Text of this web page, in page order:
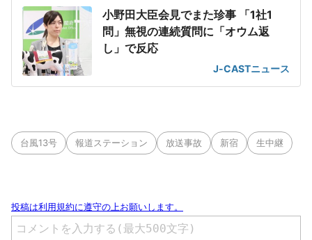
小野田大臣会見でまた珍事 「1社1
問」無視の連続質問に「オウム返
し」で反応
J-CASTニュース
台風13号 報道ステーション 放送事故 新宿 生中継